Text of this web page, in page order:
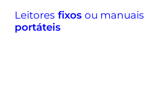
Leitores fixos ou manuais
portáteis